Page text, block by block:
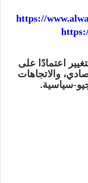
https://
اعتمادًا على
والاتجاهات
سياسية.